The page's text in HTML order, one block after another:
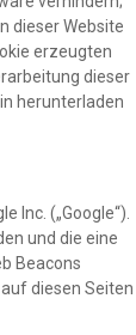
dieser Website
erzeugten
dieser
herunterladen
Inc. („Google“).
und die eine
Beacons
diesen Seiten